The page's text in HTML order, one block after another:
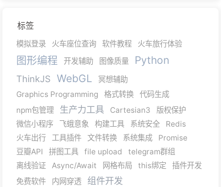
标签
模拟登录 火车座位查询 软件教程 火车旅行体验
图形编程 开发辅助 图像质量 Python
ThinkJS WebGL
冥想辅助
Graphics Programming
格式转换
代码生成
npm包管理
生产力工具 Cartesian3
版权保护
微信小程序
飞蛾意象 构建工具 系统安全
Redis
火车出行
工具插件 文件转换 系统集成
Promise
豆瓣API
拼图工具 file upload
telegram群组
离线验证
Async/Await 网格布局 this绑定
插件开发
免费软件
内网穿透 组件开发